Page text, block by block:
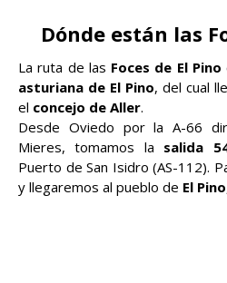
Dónde están las
La ruta de las Foces de El Pino
asturiana de El Pino, del cual
el concejo de Aller.
Desde Oviedo por la A-66
Mieres, tomamos la salida
Puerto de San Isidro (AS-112).
y llegaremos al pueblo de El Pino